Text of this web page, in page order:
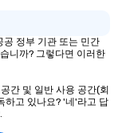
정부 기관 또는 민간
니까? 그렇다면 이러한
간 및 일반 사용 공간(회
하고 있나요? '네'라고 답